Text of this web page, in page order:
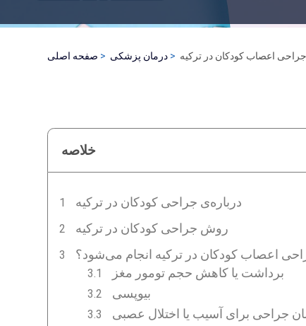
صفحه اصلی درمان پزشکی جراحی اعصاب کودکان در ترکیه
خلاصه
درباره‌ی جراحی کودکان در ترکیه
روش جراحی کودکان در ترکیه
اعصاب کودکان در ترکیه انجام می‌شود؟
برداشت یا کاهش حجم تومور مغز
بیوپسی
جراحی برای آسیب یا اختلال عصبی